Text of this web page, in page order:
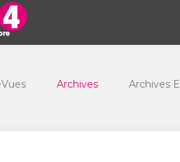
Archives Archives